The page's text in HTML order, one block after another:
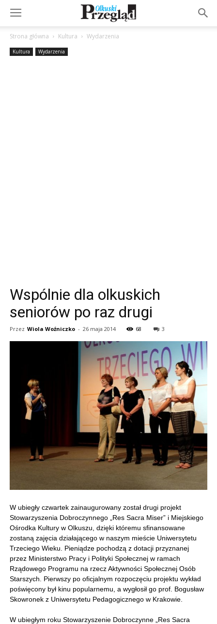
Strona główna Kultura Wydarzenia
Kultura Wydarzenia
Wspólnie dla olkuskich
seniorów po raz drugi
Przez Wiola Woźniczko - 26 maja 2014 68 3
W ubiegły czwartek zainaugurowany został drugi projekt
Stowarzyszenia Dobroczynnego „Res Sacra Miser” i Miejskiego
Ośrodka Kultury w Olkuszu, dzięki któremu sfinansowane
zostaną zajęcia działającego w naszym mieście Uniwersytetu
Trzeciego Wieku. Pieniądze pochodzą z dotacji przyznanej
przez Ministerstwo Pracy i Polityki Społecznej w ramach
Rządowego Programu na rzecz Aktywności Społecznej Osób
Starszych. Pierwszy po oficjalnym rozpoczęciu projektu wykład
poświęcony był kinu popularnemu, a wygłosił go prof. Bogusław
Skowronek z Uniwersytetu Pedagogicznego w Krakowie.
W ubiegłym roku Stowarzyszenie Dobroczynne „Res Sacra